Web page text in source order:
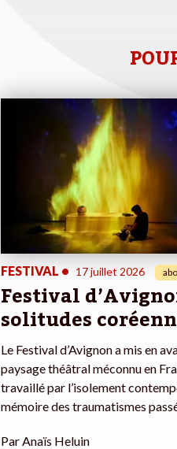
FESTIVAL • 17 juillet 2026
Festival
solitudes
Le Festival d’Avignon a mis en
paysage théâtral méconnu en
travaillé par l’isolement
mémoire des traumatismes
ParAnaïs Heluin